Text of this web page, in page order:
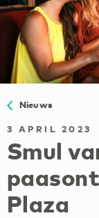
Nieuws
3 APRIL 2023
Smul
Plaza